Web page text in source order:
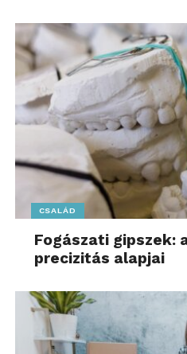
CSALÁD
Fogászati gipszek:
precizitás alapjai